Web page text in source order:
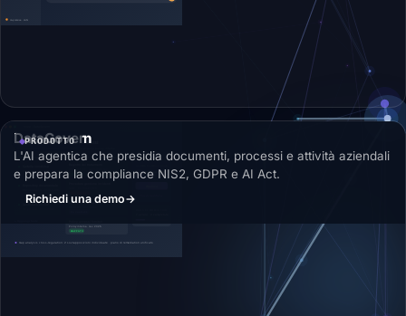
PRODOTTO
DataGovern
L'AI agentica che presidia documenti, processi e attività aziendali
e prepara la compliance NIS2, GDPR e AI Act.
Richiedi una demo→